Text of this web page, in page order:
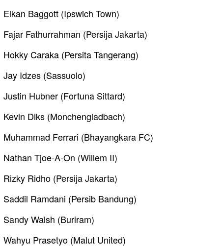
Elkan Baggott (Ipswich Town)
Fajar Fathurrahman (Persija Jakarta)
Hokky Caraka (Persita Tangerang)
Jay Idzes (Sassuolo)
Justin Hubner (Fortuna Sittard)
Kevin Diks (Monchengladbach)
Muhammad Ferrari (Bhayangkara FC)
Nathan Tjoe-A-On (Willem II)
Rizky Ridho (Persija Jakarta)
Saddil Ramdani (Persib Bandung)
Sandy Walsh (Buriram)
Wahyu Prasetyo (Malut United)